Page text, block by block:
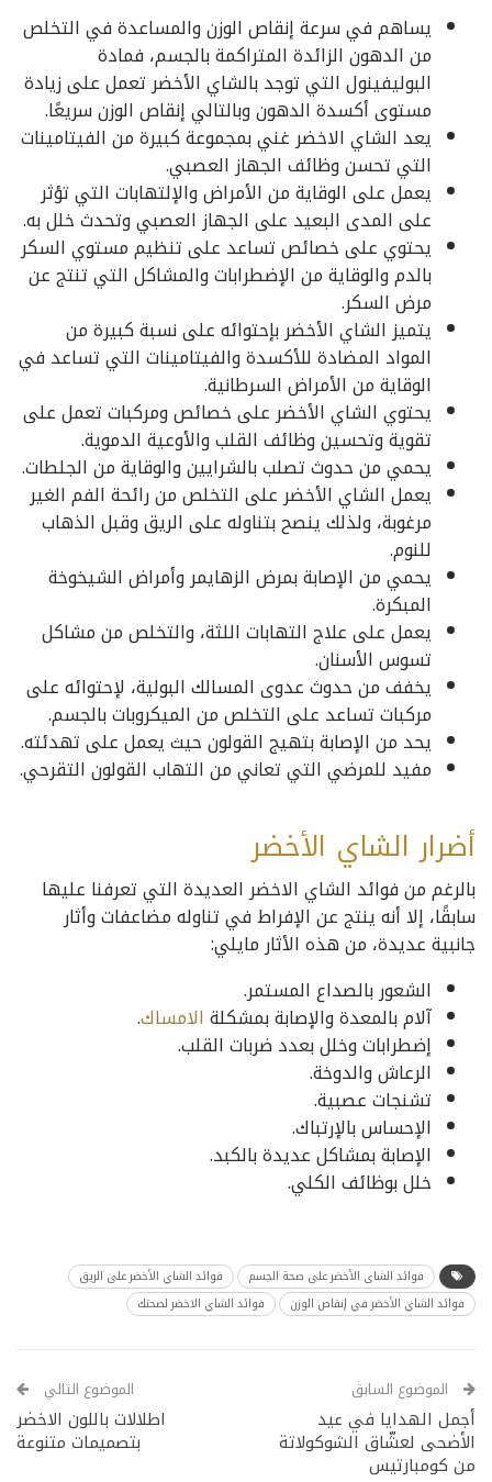
يساهم في سرعة إنقاص الوزن والمساعدة في التخلص
من الدهون الزائدة المتراكمة بالجسم، فمادة
البوليفينول التي توجد بالشاي الأخضر تعمل على زيادة
مستوى أكسدة الدهون وبالتالي إنقاص الوزن سريعًا.
يعد الشاي الاخضر غني بمجموعة كبيرة من الفيتامينات
التي تحسن وظائف الجهاز العصبي.
يعمل على الوقاية من الأمراض والإلتهابات التي تؤثر
على المدى البعيد على الجهاز العصبي وتحدث خلل به.
يحتوي على خصائص تساعد على تنظيم مستوي السكر
بالدم والوقاية من الإضطرابات والمشاكل التي تنتج عن
مرض السكر.
يتميز الشاي الأخضر بإحتوائه على نسبة كبيرة من
المواد المضادة للأكسدة والفيتامينات التي تساعد في
الوقاية من الأمراض السرطانية.
يحتوي الشاي الأخضر على خصائص ومركبات تعمل على
تقوية وتحسين وظائف القلب والأوعية الدموية.
يحمي من حدوث تصلب بالشرايين والوقاية من الجلطات.
يعمل الشاي الأخضر على التخلص من رائحة الفم الغير
مرغوبة، ولذلك ينصح بتناوله على الريق وقبل الذهاب
للنوم.
يحمي من الإصابة بمرض الزهايمر وأمراض الشيخوخة
المبكرة.
يعمل على علاج التهابات اللثة، والتخلص من مشاكل
تسوس الأسنان.
يخفف من حدوث عدوى المسالك البولية، لإحتوائه على
مركبات تساعد على التخلص من الميكروبات بالجسم.
يحد من الإصابة بتهيج القولون حيث يعمل على تهدئته.
مفيد للمرضي التي تعاني من التهاب القولون التقرحي.
أضرار الشاي الأخضر
بالرغم من فوائد الشاي الاخضر العديدة التي تعرفنا عليها
سابقًا، إلا أنه ينتج عن الإفراط في تناوله مضاعفات وأثار
جانبية عديدة، من هذه الأثار مايلي:
الشعور بالصداع المستمر.
آلام بالمعدة والإصابة بمشكلة الامساك.
إضطرابات وخلل بعدد ضربات القلب.
الرعاش والدوخة.
تشنجات عصبية.
الإحساس بالإرتباك.
الإصابة بمشاكل عديدة بالكبد.
خلل بوظائف الكلي.
فوائد الشاى الأخضر على صحة الجسم
فوائد الشاي الأخضر على الريق
فوائد الشاي الأخضر في إنقاص الوزن
فوائد الشاي الاخضر لصحتك
الموضوع السابق
أجمل الهدايا في عيد
الأضحى لعشّاق الشوكولاتة
من كومبارتيس
الموضوع التالي
اطلالات باللون الاخضر
بتصميمات متنوعة